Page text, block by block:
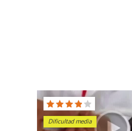
Dificultad media